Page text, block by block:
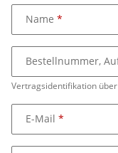
Name
Vertragsidentifikation
E-Mail